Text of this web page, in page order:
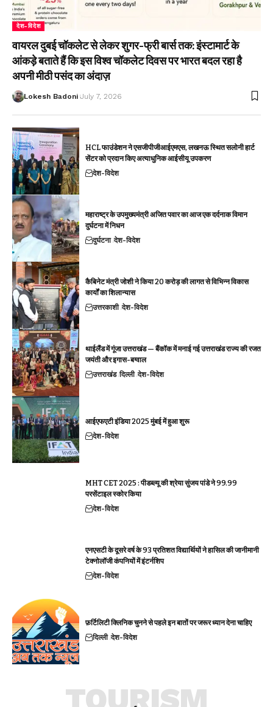
देश-विदेश
वायरल दुबई चॉकलेट से लेकर शुगर-फ्री बार्स तक: इंस्टामार्ट के
आंकड़े बताते हैं कि इस विश्व चॉकलेट दिवस पर भारत बदल रहा है
अपनी मीठी पसंद का अंदाज़
Lokesh Badoni July 7, 2026
HCL फाउंडेशन ने एसजीपीजीआईएमएस, लखनऊ स्थित सलोनी हार्ट
सेंटर को प्रदान किए अत्याधुनिक आईसीयू उपकरण
देश-विदेश
महाराष्ट्र के उपमुख्यमंत्री अजित पवार का आज एक दर्दनाक विमान
दुर्घटना में निधन
दुर्घटना देश-विदेश
कैबिनेट मंत्री जोशी ने किया 20 करोड़ की लागत से विभिन्न विकास
कार्यों का शिलान्यास
उत्तरकाशी देश-विदेश
थाईलैंड में गूंजा उत्तराखंड — बैंकॉक में मनाई गई उत्तराखंड राज्य की रजत
जयंती और इगास-बग्वाल
उत्तराखंड दिल्ली देश-विदेश
आईएफएटी इंडिया 2025 मुंबई में हुआ शुरू
देश-विदेश
MHT CET 2025 : पीडब्ल्यू की श्रेया सुंजय पांडे ने 99.99
परसेंटाइल स्कोर किया
देश-विदेश
एनएसटी के दूसरे वर्ष के 93 प्रतिशत विद्यार्थियों ने हासिल की जानीमानी
टेक्नोलॉजी कंपनियों में इंटर्नशिप
देश-विदेश
फ़र्टिलिटी क्लिनिक चुनने से पहले इन बातों पर जरूर ध्यान देना चाहिए
दिल्ली देश-विदेश
TOURISM